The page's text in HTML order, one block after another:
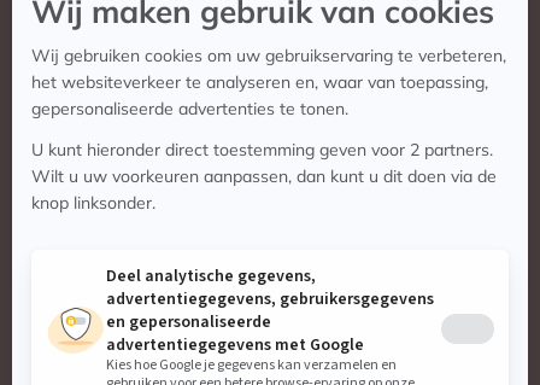
Contact
Contact
Vragen? Bekijk de contactpagina
Stuur ons een e-mail:
info@zaterdagmatinee.nl